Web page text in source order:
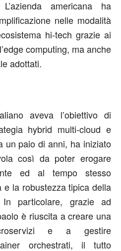
americana ha
nelle modalità
hi-tech grazie ai
computing, ma anche
adottati.
aveva l’obiettivo di
hybrid multi-cloud e
un paio di anni, ha iniziato
così da poter erogare
ed al tempo stesso
e la robustezza tipica della
In particolare, grazie ad
è riuscita a creare una
e a gestire
orchestrati, il tutto